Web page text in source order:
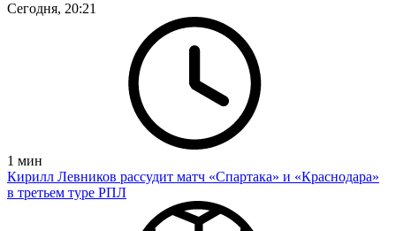
Сегодня, 20:21
1 мин
Кирилл Левников рассудит матч «Спартака» и «Краснодара»
в третьем туре РПЛ